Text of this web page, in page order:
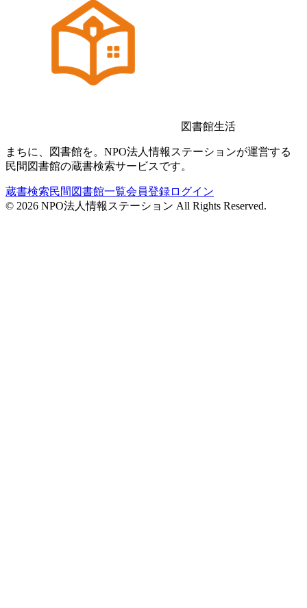
図書館生活
まちに、図書館を。NPO法人情報ステーションが運営する
民間図書館の蔵書検索サービスです。
蔵書検索民間図書館一覧会員登録ログイン
© 2026 NPO法人情報ステーション All Rights Reserved.